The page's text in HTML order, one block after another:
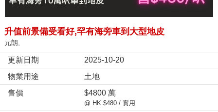
升值前景備受看好,罕有海旁車到大型地皮
元朗,
更新日期
2025-10-20
物業用途
土地
售價
$4800 萬
@ HK $480 / 實用